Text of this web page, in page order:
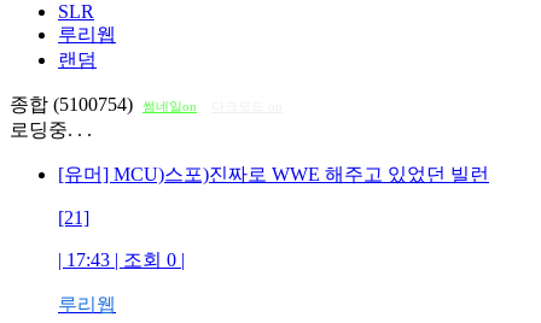
SLR
루리웹
랜덤
종합 (5100754) 썸네일on
로딩중. . .
[유머] MCU)스포)진짜로 WWE 해주고 있었던 빌런
[21]
| 17:43 | 조회 0 |
루리웹